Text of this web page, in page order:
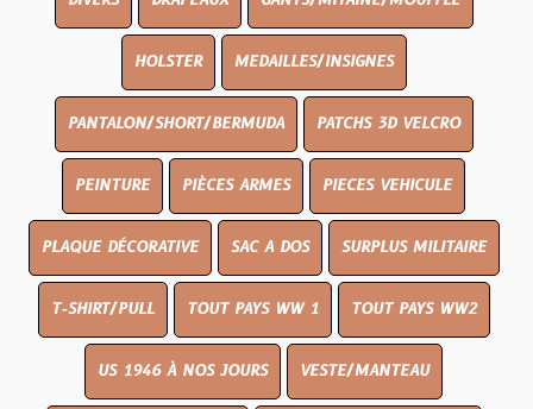
HOLSTER MEDAILLES/INSIGNES
PANTALON/SHORT/BERMUDA PATCHS 3D VELCRO
PEINTURE PIÈCES ARMES PIECES VEHICULE
PLAQUE DÉCORATIVE SAC A DOS SURPLUS MILITAIRE
T-SHIRT/PULL TOUT PAYS WW 1 TOUT PAYS WW2
US 1946 À NOS JOURS VESTE/MANTEAU